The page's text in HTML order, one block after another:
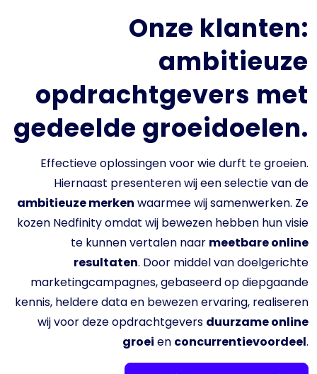
Onze klanten:
ambitieuze
opdrachtgevers met
gedeelde groeidoelen.
Effectieve oplossingen voor wie durft te groeien.
Hiernaast presenteren wij een selectie van de
ambitieuze merken waarmee wij samenwerken. Ze
kozen Nedfinity omdat wij bewezen hebben hun visie
te kunnen vertalen naar meetbare online
resultaten. Door middel van doelgerichte
marketingcampagnes, gebaseerd op diepgaande
kennis, heldere data en bewezen ervaring, realiseren
wij voor deze opdrachtgevers duurzame online
groei en concurrentievoordeel.